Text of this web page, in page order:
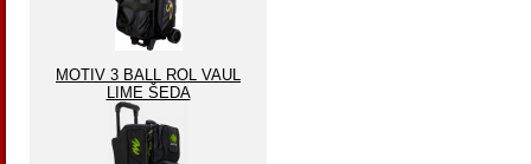
MOTIV 3 BALL ROL VAUL
LIME ŠEDA